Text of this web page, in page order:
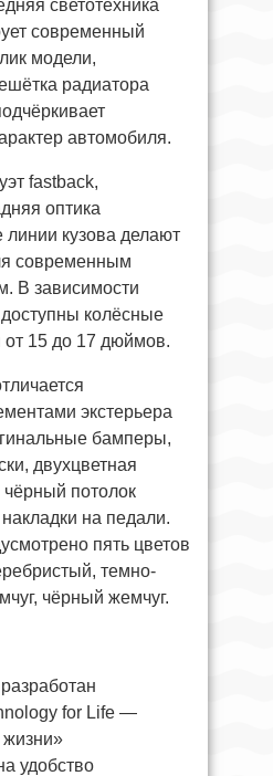
светотехника
современный
модели,
радиатора
автомобиля.
fastback,
оптика
кузова делают
современным
В зависимости
колёсные
от 15 до 17 дюймов.
экстерьера
бамперы,
двухцветная
чёрный потолок
на педали.
пять цветов
темно-
чёрный жемчуг.
for Life —
жизни»
удобство